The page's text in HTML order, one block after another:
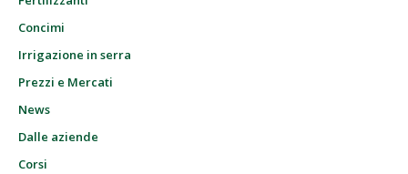
Concimi
Irrigazione in serra
Prezzi e Mercati
News
Dalle aziende
Corsi